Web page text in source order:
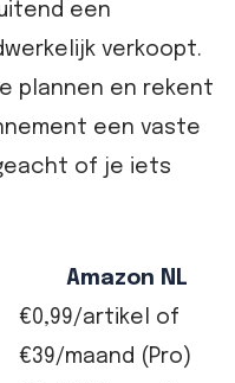
een
verkoopt.
plannen en rekent
een vaste
of je iets
Amazon NL
€0,99/artikel of
€39/maand (Pro)